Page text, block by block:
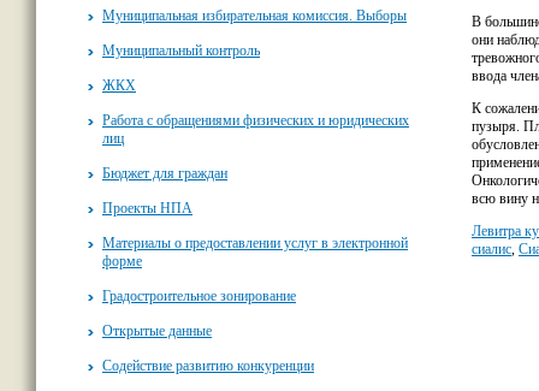
Муниципальная избирательная комиссия. Выборы
Муниципальный контроль
ЖКХ
Работа с обращениями физических и юридических
лиц
Бюджет для граждан
Проекты НПА
Материалы о предоставлении услуг в электронной
форме
Градостроительное зонирование
Открытые данные
Содействие развитию конкуренции
В
они
ввода
К
пузыря.
всю вину
Левитра
сиалис,